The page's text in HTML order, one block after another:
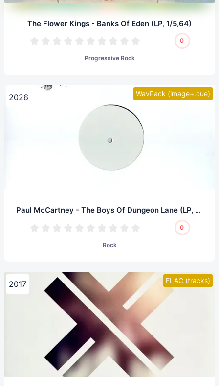
The Flower Kings - Banks Of Eden (LP, 1/5,64)
0
Progressive Rock
WavPack (image+.cue)
2026
Paul McCartney - The Boys Of Dungeon Lane (LP, 32/192.0)
0
Rock
FLAC (tracks)
2017